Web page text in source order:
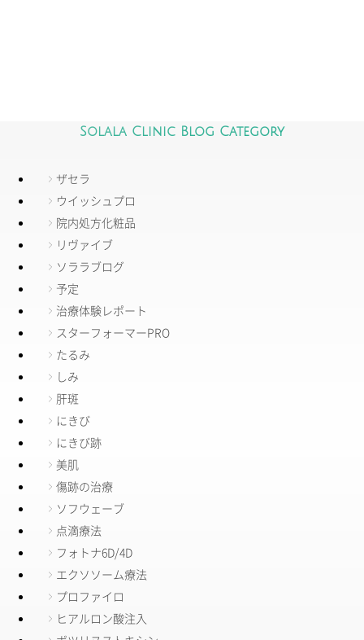
Solala Clinic Blog Category
ザセラ
ウイッシュプロ
院内処方化粧品
リヴァイブ
ソララブログ
予定
治療体験レポート
スターフォーマーPRO
たるみ
しみ
肝斑
にきび
にきび跡
美肌
傷跡の治療
ソフウェーブ
点滴療法
フォトナ6D/4D
エクソソーム療法
プロファイロ
ヒアルロン酸注入